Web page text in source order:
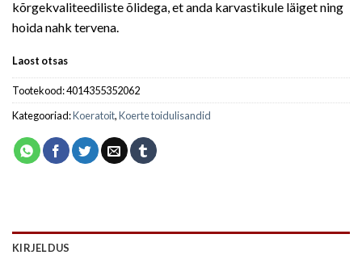
kõrgekvaliteediliste õlidega, et anda karvastikule läiget ning
hoida nahk tervena.
Laost otsas
Tootekood:4014355352062
Kategooriad:Koeratoit,Koerte toidulisandid
KIRJELDUS